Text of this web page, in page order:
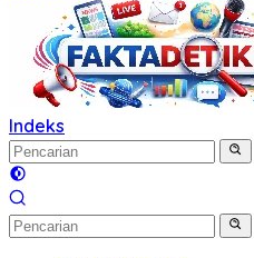
Indeks